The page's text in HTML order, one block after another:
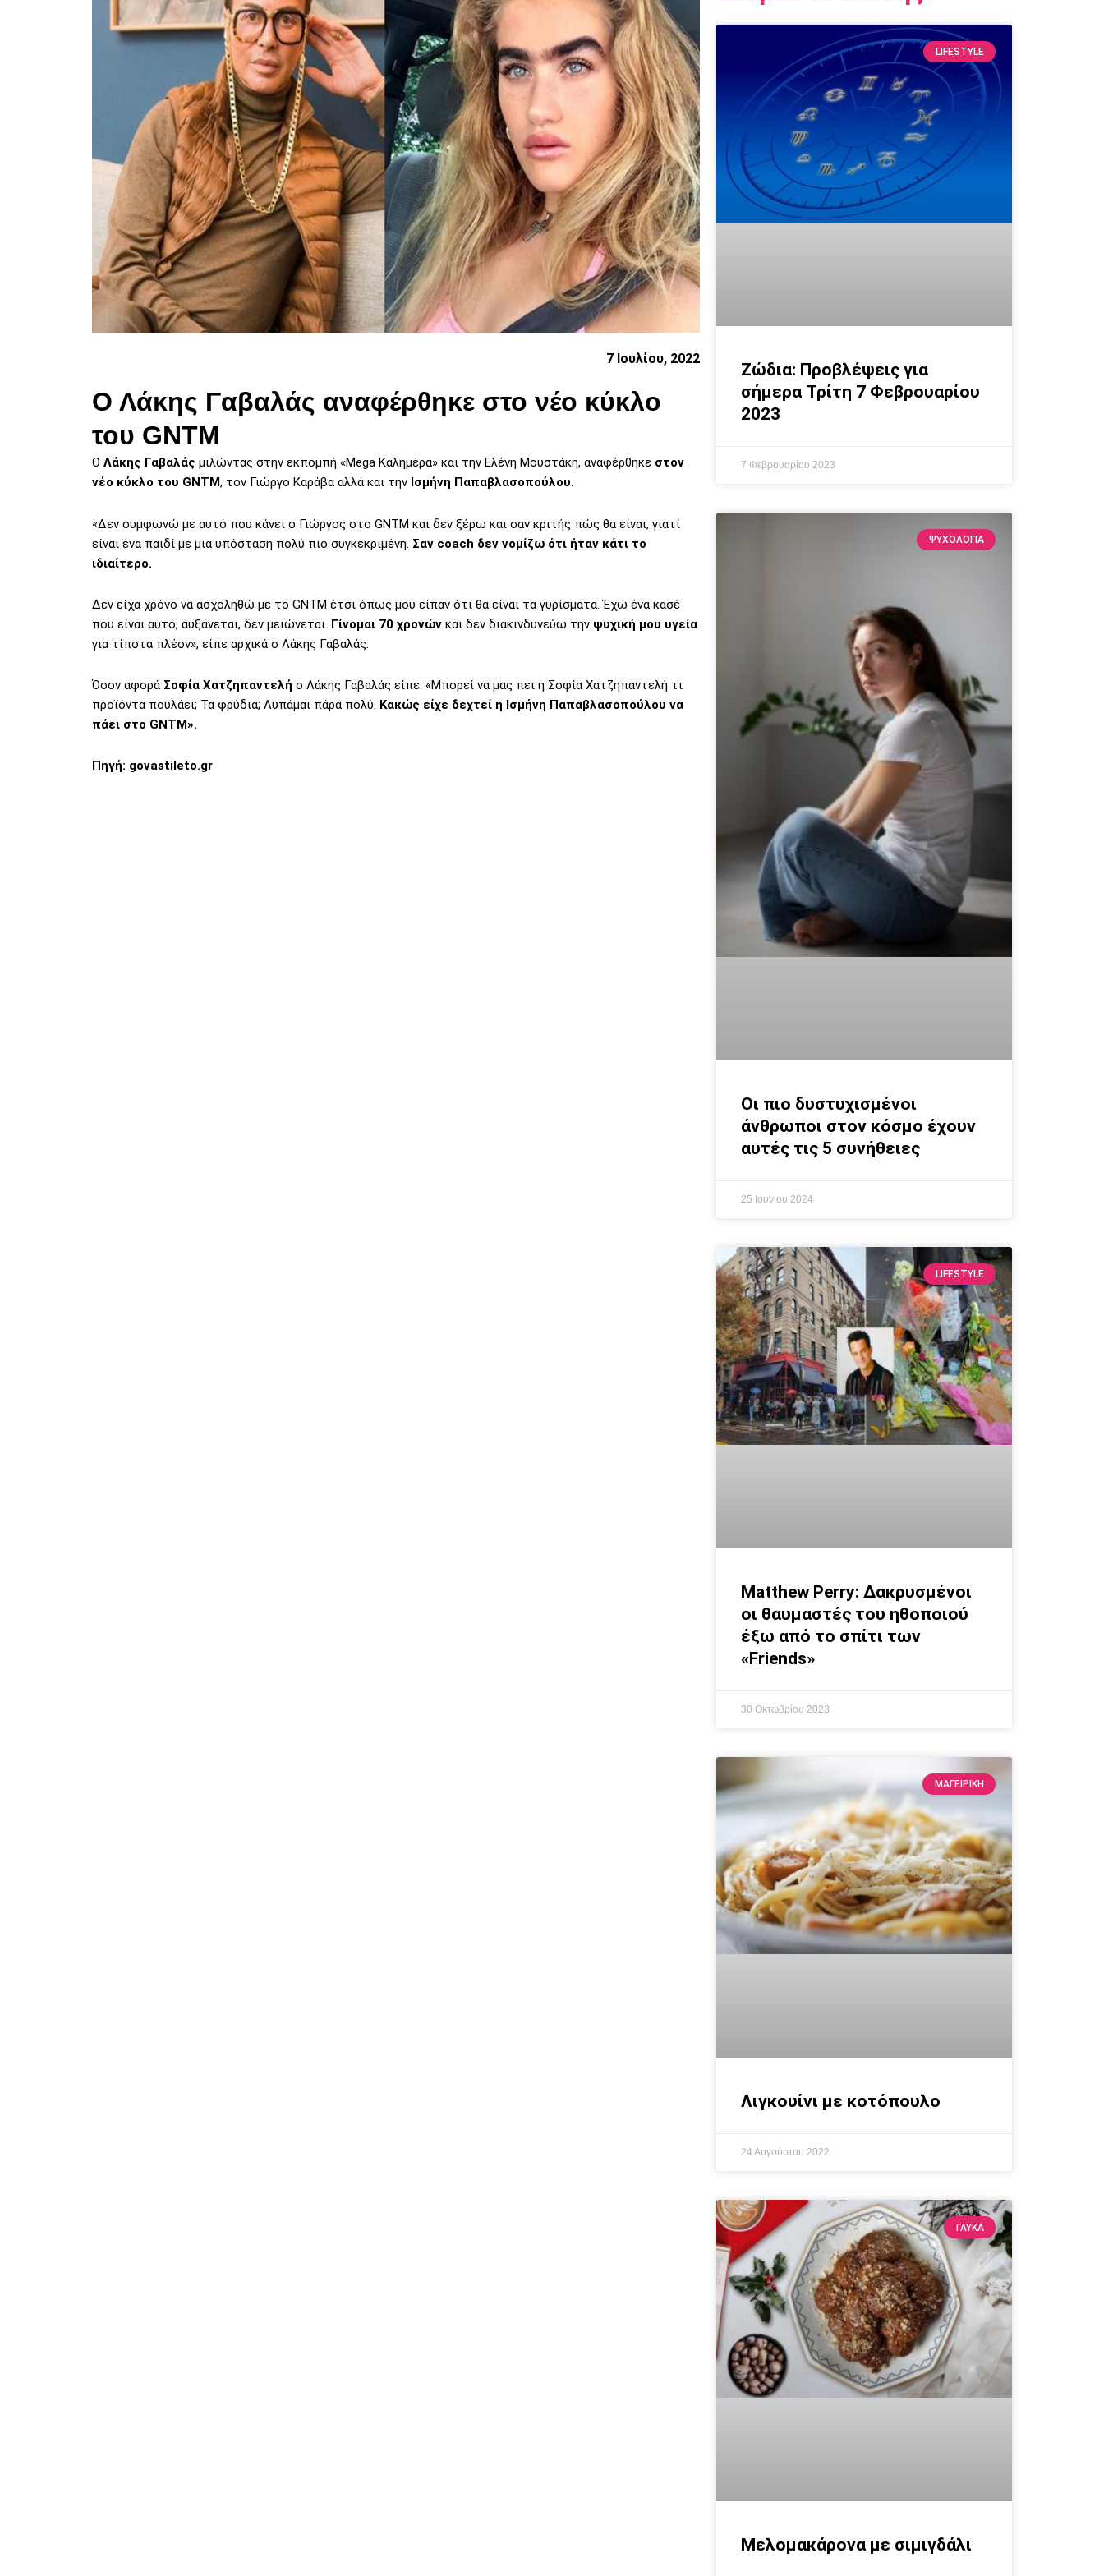
7 Ιουλίου, 2022
Ο Λάκης Γαβαλάς αναφέρθηκε στο νέο κύκλο
του GNTM
Ο Λάκης Γαβαλάς μιλώντας στην εκπομπή «Mega Καλημέρα» και την Ελένη Μουστάκη, αναφέρθηκε στον
νέο κύκλο του GNTM, τον Γιώργο Καράβα αλλά και την Ισμήνη Παπαβλασοπούλου.
«Δεν συμφωνώ με αυτό που κάνει ο Γιώργος στο GNTM και δεν ξέρω και σαν κριτής πώς θα είναι, γιατί
είναι ένα παιδί με μια υπόσταση πολύ πιο συγκεκριμένη. Σαν coach δεν νομίζω ότι ήταν κάτι το
ιδιαίτερο.
Δεν είχα χρόνο να ασχοληθώ με το GNTM έτσι όπως μου είπαν ότι θα είναι τα γυρίσματα. Έχω ένα κασέ
που είναι αυτό, αυξάνεται, δεν μειώνεται. Γίνομαι 70 χρονών και δεν διακινδυνεύω την ψυχική μου υγεία
για τίποτα πλέον», είπε αρχικά ο Λάκης Γαβαλάς.
Όσον αφορά Σοφία Χατζηπαντελή ο Λάκης Γαβαλάς είπε: «Μπορεί να μας πει η Σοφία Χατζηπαντελή τι
προϊόντα πουλάει; Τα φρύδια; Λυπάμαι πάρα πολύ. Κακώς είχε δεχτεί η Ισμήνη Παπαβλασοπούλου να
πάει στο GNTM».
Πηγή: govastileto.gr
LIFESTYLE
Ζώδια: Προβλέψεις για
σήμερα Τρίτη 7 Φεβρουαρίου
2023
7 Φεβρουαρίου 2023
ΨΥΧΟΛΟΓΙΑ
Οι πιο δυστυχισμένοι
άνθρωποι στον κόσμο έχουν
αυτές τις 5 συνήθειες
25 Ιουνίου 2024
LIFESTYLE
Matthew Perry: Δακρυσμένοι
οι θαυμαστές του ηθοποιού
έξω από το σπίτι των
«Friends»
30 Οκτωβρίου 2023
ΜΑΓΕΙΡΙΚΗ
Λιγκουίνι με κοτόπουλο
24 Αυγούστου 2022
ΓΛΥΚΆ
Μελομακάρονα με σιμιγδάλι